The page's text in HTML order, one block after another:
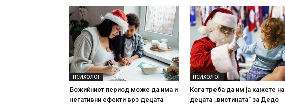
ПСИХОЛОГ
Божиќниот период може да има и
негативни ефекти врз децата
ПСИХОЛОГ
Кога треба да им ја кажете на
децата „вистината“ за Дедо